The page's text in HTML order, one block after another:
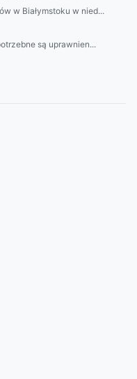
w Białymstoku w nied...
są uprawnien...